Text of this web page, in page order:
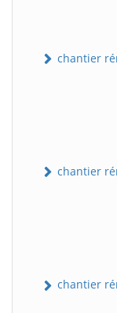
chantier
chantier
chantier